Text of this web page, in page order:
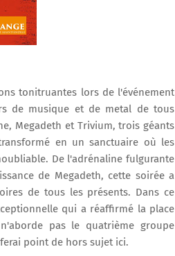
tonitruantes lors de l'événement
de musique et de metal de tous
Megadeth et Trivium, trois géants
en un sanctuaire où les
De l'adrénaline fulgurante
de Megadeth, cette soirée a
de tous les présents. Dans ce
qui a réaffirmé la place
pas le quatrième groupe
point de hors sujet ici.